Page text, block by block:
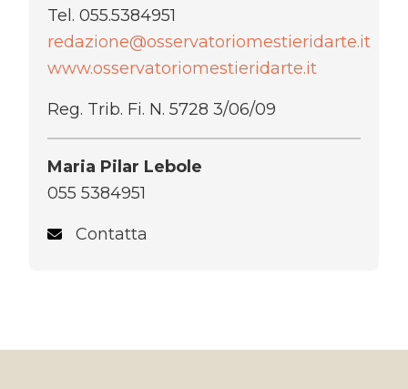
Tel. 055.5384951
redazione@osservatoriomestieridarte.it
www.osservatoriomestieridarte.it
Reg. Trib. Fi. N. 5728 3/06/09
Maria Pilar Lebole
055 5384951
Contatta